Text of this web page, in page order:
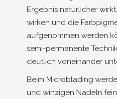
Ergebnis natürlicher
wirken und die
aufgenommen werden
semi-permanente
deutlich voneinander
Beim Microblading
und winzigen Nadeln